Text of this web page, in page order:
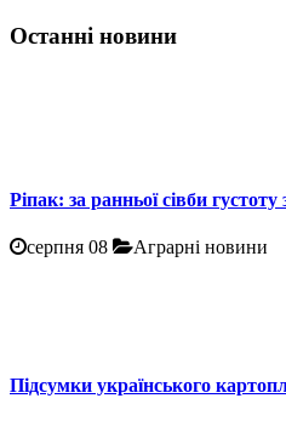
Останні новини
Ріпак: за ранньої сівби
серпня 08 Аграрні новини
Підсумки українського